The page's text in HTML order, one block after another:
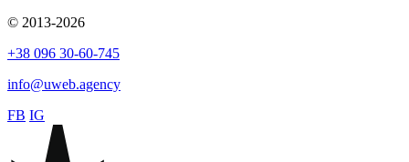
© 2013-2026
+38 096 30-60-745
info@uweb.agency
FB IG